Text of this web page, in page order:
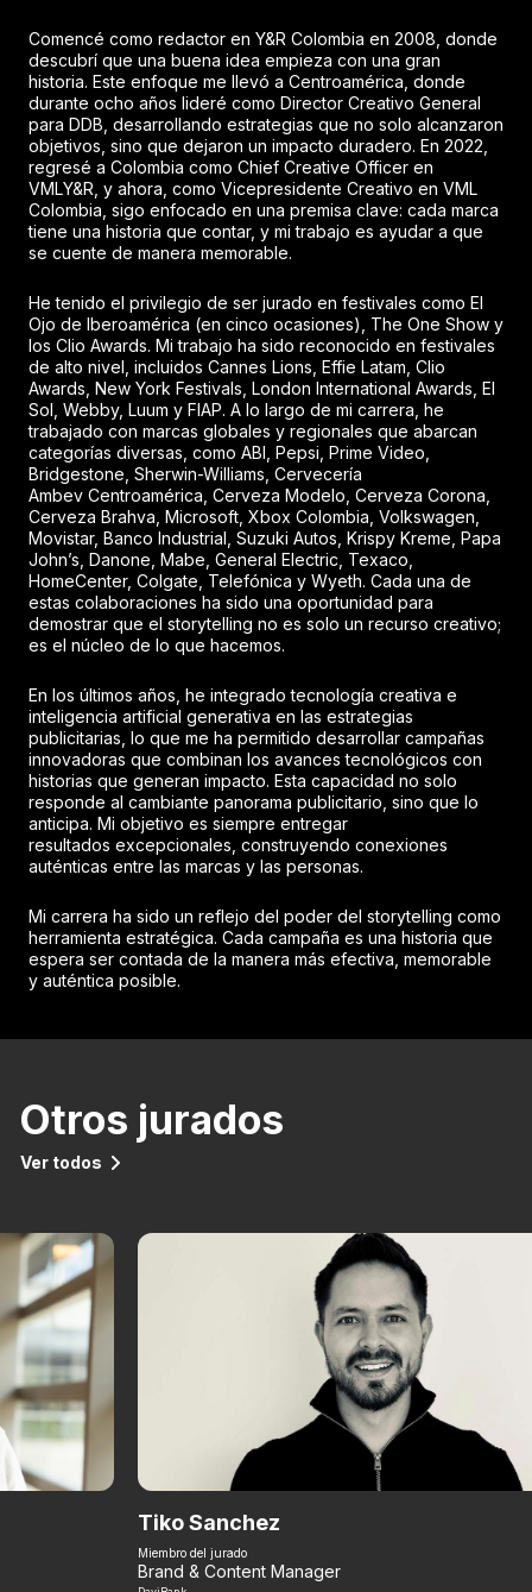
Comencé como redactor en Y&R Colombia en 2008, donde
descubrí que una buena idea empieza con una gran
historia. Este enfoque me llevó a Centroamérica, donde
durante ocho años lideré como Director Creativo General
para DDB, desarrollando estrategias que no solo alcanzaron
objetivos, sino que dejaron un impacto duradero. En 2022,
regresé a Colombia como Chief Creative Officer en
VMLY&R, y ahora, como Vicepresidente Creativo en VML
Colombia, sigo enfocado en una premisa clave: cada marca
tiene una historia que contar, y mi trabajo es ayudar a que
se cuente de manera memorable.
He tenido el privilegio de ser jurado en festivales como El
Ojo de Iberoamérica (en cinco ocasiones), The One Show y
los Clio Awards. Mi trabajo ha sido reconocido en festivales
de alto nivel, incluidos Cannes Lions, Effie Latam, Clio
Awards, New York Festivals, London International Awards, El
Sol, Webby, Luum y FIAP. A lo largo de mi carrera, he
trabajado con marcas globales y regionales que abarcan
categorías diversas, como ABI, Pepsi, Prime Video,
Bridgestone, Sherwin-Williams, Cervecería
Ambev Centroamérica, Cerveza Modelo, Cerveza Corona,
Cerveza Brahva, Microsoft, Xbox Colombia, Volkswagen,
Movistar, Banco Industrial, Suzuki Autos, Krispy Kreme, Papa
John’s, Danone, Mabe, General Electric, Texaco,
HomeCenter, Colgate, Telefónica y Wyeth. Cada una de
estas colaboraciones ha sido una oportunidad para
demostrar que el storytelling no es solo un recurso creativo;
es el núcleo de lo que hacemos.
En los últimos años, he integrado tecnología creativa e
inteligencia artificial generativa en las estrategias
publicitarias, lo que me ha permitido desarrollar campañas
innovadoras que combinan los avances tecnológicos con
historias que generan impacto. Esta capacidad no solo
responde al cambiante panorama publicitario, sino que lo
anticipa. Mi objetivo es siempre entregar
resultados excepcionales, construyendo conexiones
auténticas entre las marcas y las personas.
Mi carrera ha sido un reflejo del poder del storytelling como
herramienta estratégica. Cada campaña es una historia que
espera ser contada de la manera más efectiva, memorable
y auténtica posible.
Otros jurados
Ver todos
Tiko Sanchez
Miembro del jurado
Brand & Content Manager